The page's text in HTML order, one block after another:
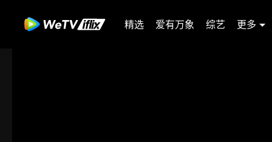
精选 爱有万象 综艺 更多